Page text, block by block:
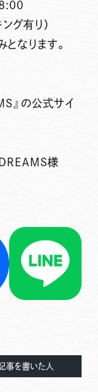
グ有り）
なります。
』の公式サイ
様
事を書いた人